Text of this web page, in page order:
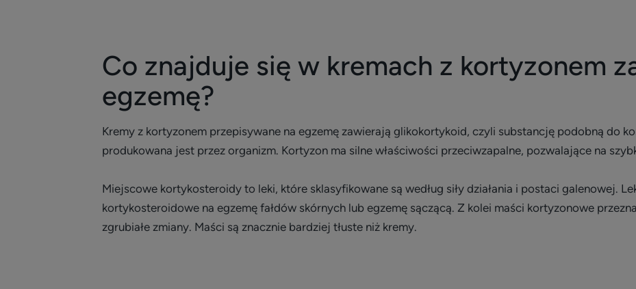
Co znajduje się w kremach z kortyzonem
egzemę?
Kremy z kortyzonem przepisywane na egzemę zawierają glikokortykoid, czyli substancję podobną do
produkowana jest przez organizm. Kortyzon ma silne właściwości przeciwzapalne, pozwalające na
Miejscowe kortykosteroidy to leki, które sklasyfikowane są według siły działania i postaci galenowej.
kortykosteroidowe na egzemę fałdów skórnych lub egzemę sączącą. Z kolei maści kortyzonowe
zgrubiałe zmiany. Maści są znacznie bardziej tłuste niż kremy.